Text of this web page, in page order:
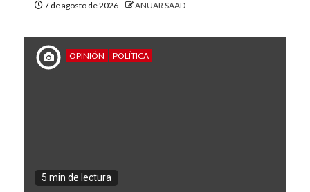
7 de agosto de 2026 ANUAR SAAD
OPINIÓN POLÍTICA
5 min de lectura